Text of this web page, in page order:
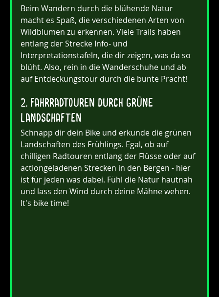
Beim Wandern durch die blühende Natur
macht es Spaß, die verschiedenen Arten von
Wildblumen zu erkennen. Viele Trails haben
entlang der Strecke Info- und
Interpretationstafeln, die dir zeigen, was da so
blüht. Also, rein in die Wanderschuhe und ab
auf Entdeckungstour durch die bunte Pracht!
2. Fahrradtouren durch grüne
Landschaften
Schnapp dir dein Bike und erkunde die grünen
Landschaften des Frühlings. Egal, ob auf
chilligen Radtouren entlang der Flüsse oder auf
actiongeladenen Strecken in den Bergen - hier
ist für jeden was dabei. Fühl die Natur hautnah
und lass den Wind durch deine Mähne wehen.
It's bike time!